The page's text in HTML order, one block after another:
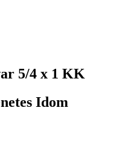
5/4 x 1 KK
Idom